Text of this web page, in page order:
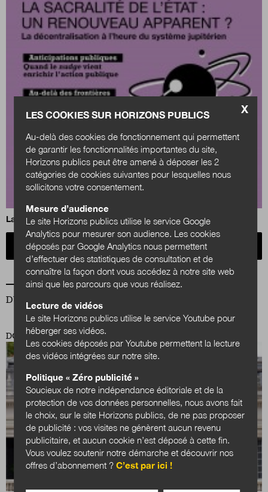
La sacralité de l’État, un renouveau apparent ?
Acheter
DU MÊME AUTEUR
DOSSIER
X
LES COOKIES SUR HORIZONS PUBLICS
Au-delà des cookies de fonctionnement qui permettent
de garantir les fonctionnalités importantes du site,
Horizons publics peut être amené à déposer les 2
catégories de cookies suivantes pour lesquelles nous
sollicitons votre consentement.
Mesure d’audience
Le site Horizons publics utilise le service Google
Analytics pour mesurer son audience. Les cookies
déposés par Google Analytics nous permettent
d’effectuer des statistiques de consultation et de
connaître la façon dont vous accédez à notre site web
ainsi que les parcours que vous réalisez.
Lecture de vidéos
Le site Horizons publics utilise le service Youtube pour
héberger ses vidéos.
Les cookies déposés par Youtube permettent la lecture
des vidéos intégrées sur notre site.
Politique « Zéro publicité »
Soucieux de notre indépendance éditoriale et de la
protection de vos données personnelles, nous avons fait
le choix, sur le site Horizons publics, de ne pas proposer
de publicité : vos visites ne génèrent aucun revenu
publicitaire, et aucun cookie n’est déposé à cette fin.
Vous voulez soutenir notre démarche et découvrir nos
offres d’abonnement ? C’est par ici !